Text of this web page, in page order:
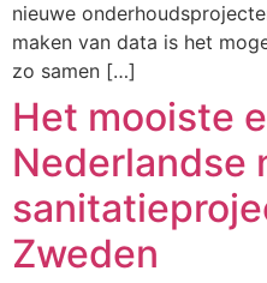
nieuwe
maken van data is het
zo samen […]
Het mooiste
Nederlandse
Zweden